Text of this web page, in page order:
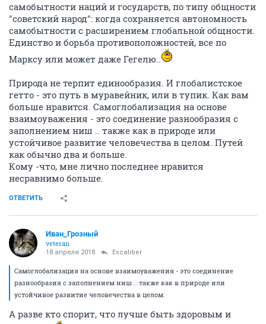
самобытности наций и государств, по типу общности
"советский народ": когда сохраняется автономность
самобытности с расширением глобальной общности.
Единство и борьба противоположностей, все по
Марксу или может даже Гегелю..
Природа не терпит единообразия. И глобалистское
гетто - это путь в муравейник, или в тупик. Как вам
больше нравится. Самоглобализация на основе
взаимоуважения - это соединение разнообразия с
заполнением ниш .. также как в природе или
устойчивое развитие человечества в целом. Путей
как обычно два и больше.
Кому -что, мне лично последнее нравится
несравнимо больше.
ОТВЕТИТЬ
Иван_Грозный
veteran
18 апреля 2018 Escaliber
Самоглобализация на основе взаимоуважения - это соединение
разнообразия с заполнением ниш .. также как в природе или
устойчивое развитие человечества в целом.
А разве кто спорит, что лучше быть здоровым и